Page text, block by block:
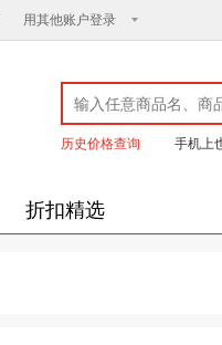
用其他账户登录
历史价格查询 手机上
折扣精选